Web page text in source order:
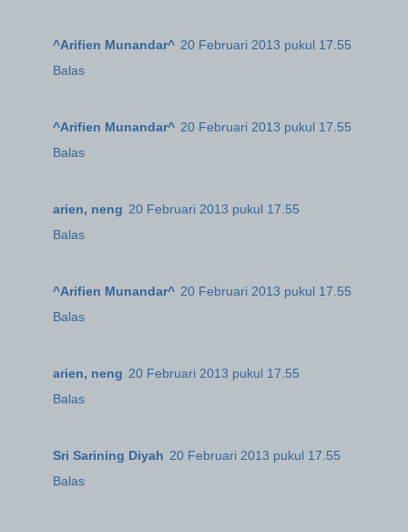
^Arifien Munandar^ 20 Februari 2013 pukul 17.55
Balas
^Arifien Munandar^ 20 Februari 2013 pukul 17.55
Balas
arien, neng 20 Februari 2013 pukul 17.55
Balas
^Arifien Munandar^ 20 Februari 2013 pukul 17.55
Balas
arien, neng 20 Februari 2013 pukul 17.55
Balas
Sri Sarining Diyah 20 Februari 2013 pukul 17.55
Balas